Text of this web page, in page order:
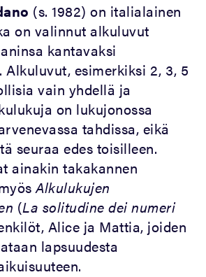
(s. 1982) on italialainen
on valinnut alkuluvut
kantavaksi
Alkuluvut, esimerkiksi 2, 3, 5
vain yhdellä ja
on lukujonossa
tahdissa, eikä
seuraa edes toisilleen.
ainakin takakannen
Alkulukujen
(La solitudine dei numeri
Alice ja Mattia, joiden
lapsuudesta